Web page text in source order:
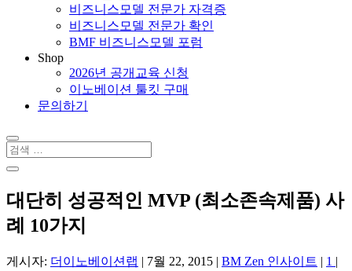
비즈니스모델 전문가 자격증
비즈니스모델 전문가 확인
BMF 비즈니스모델 포럼
Shop
2026년 공개교육 신청
이노베이션 툴킷 구매
문의하기
대단히 성공적인 MVP (최소존속제품) 사
례 10가지
게시자: 더이노베이션랩 | 7월 22, 2015 | BM Zen 인사이트 | 1 |